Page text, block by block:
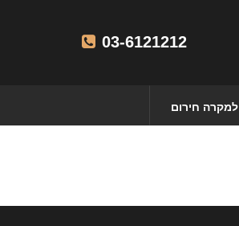
03-6121212
למקרה חירום